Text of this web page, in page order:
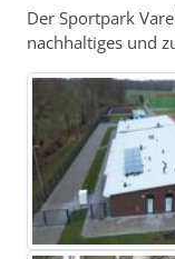
Der Sportpark
nachhaltiges und